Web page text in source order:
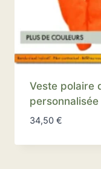
Veste polaire
personnalisée
34,50 €